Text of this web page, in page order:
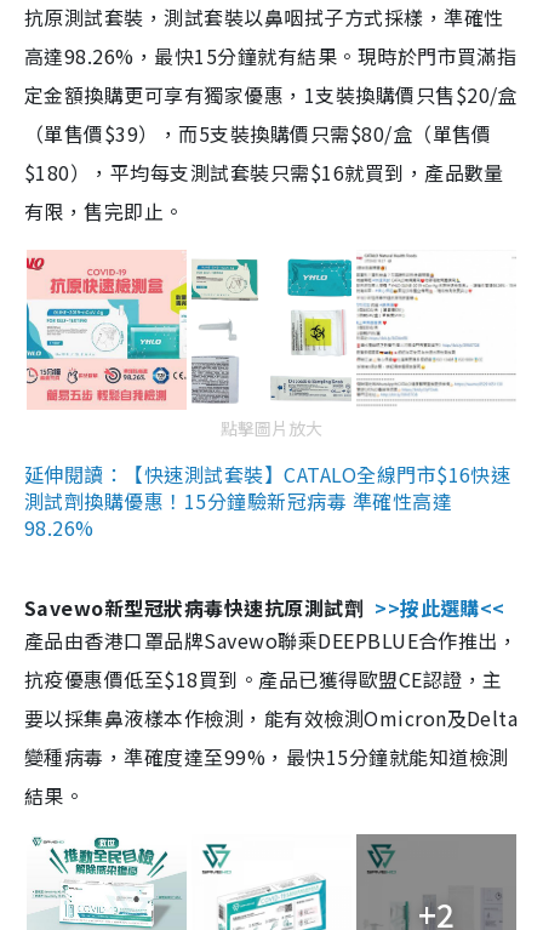
抗原測試套裝，測試套裝以鼻咽拭子方式採樣，準確性
高達98.26%，最快15分鐘就有結果。現時於門市買滿指
定金額換購更可享有獨家優惠，1支裝換購價只售$20/盒
（單售價$39），而5支裝換購價只需$80/盒（單售價
$180），平均每支測試套裝只需$16就買到，產品數量
有限，售完即止。
點擊圖片放大
延伸閱讀：【快速測試套裝】CATALO全線門市$16快速
測試劑換購優惠！15分鐘驗新冠病毒 準確性高達
98.26%
Savewo新型冠狀病毒快速抗原測試劑 >>按此選購<<
產品由香港口罩品牌Savewo聯乘DEEPBLUE合作推出，
抗疫優惠價低至$18買到。產品已獲得歐盟CE認證，主
要以採集鼻液樣本作檢測，能有效檢測Omicron及Delta
變種病毒，準確度達至99%，最快15分鐘就能知道檢測
結果。
+2